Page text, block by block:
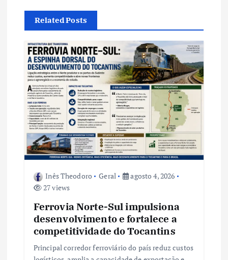
o
d
e
P
o
s
t
Related Posts
Inês Theodoro Geral
agosto 4, 2026
27 views
Ferrovia Norte-Sul impulsiona
desenvolvimento e fortalece a
competitividade do Tocantins
Principal corredor ferroviário do país reduz custos